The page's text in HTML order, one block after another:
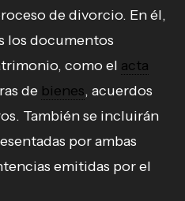
de divorcio. En él,
los documentos
como el acta
de bienes, acuerdos
También se incluirán
por ambas
emitidas por el